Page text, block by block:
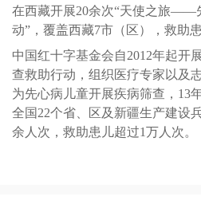
在西藏开展20余次“天使之旅——
动”，覆盖西藏7市（区），救助患
中国红十字基金会自2012年起开
查救助行动，组织医疗专家以及
为先心病儿童开展疾病筛查，13
全国22个省、区及新疆生产建设
余人次，救助患儿超过1万人次。